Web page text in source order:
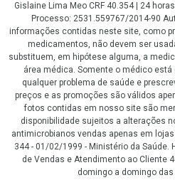
Gislaine Lima Meo CRF 40.354 | 24
Processo: 2531.559767/2014-90
informações contidas neste site, como
medicamentos, não devem ser
substituem, em hipótese alguma, a
área médica. Somente o médico
qualquer problema de saúde e
preços e as promoções são válidos
fotos contidas em nosso site são
disponibilidade sujeitos a alterações
antimicrobianos vendas apenas em
344 - 01/02/1999 - Ministério da Saúde.
de Vendas e Atendimento ao Cliente
domingo a domingo